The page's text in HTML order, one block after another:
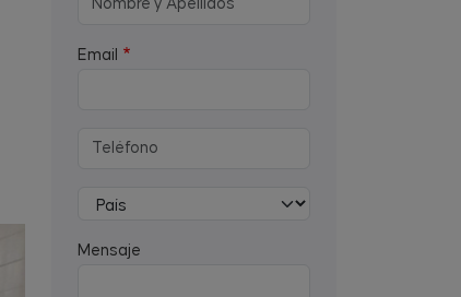
Email
Mensaje